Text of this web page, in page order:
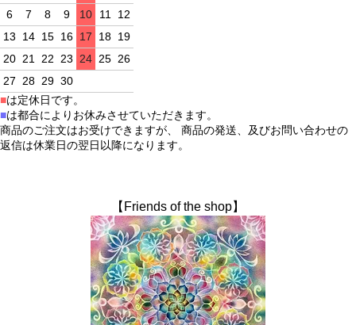
6
7 8 9 10 11 12
13
14 15 16 17 18 19
20 21 22 23 24 25 26
27 28 29 30
■は定休日です。
■は都合によりお休みさせていただきます。
商品のご注文はお受けできますが、 商品の発送、及びお問い合わせの
返信は休業日の翌日以降になります。
【Friends of the shop】